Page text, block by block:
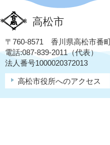
高松市
〒760-8571 香川県高松市番
電話:087-839-2011（代表）
法人番号1000020372013
高松市役所へのアクセス